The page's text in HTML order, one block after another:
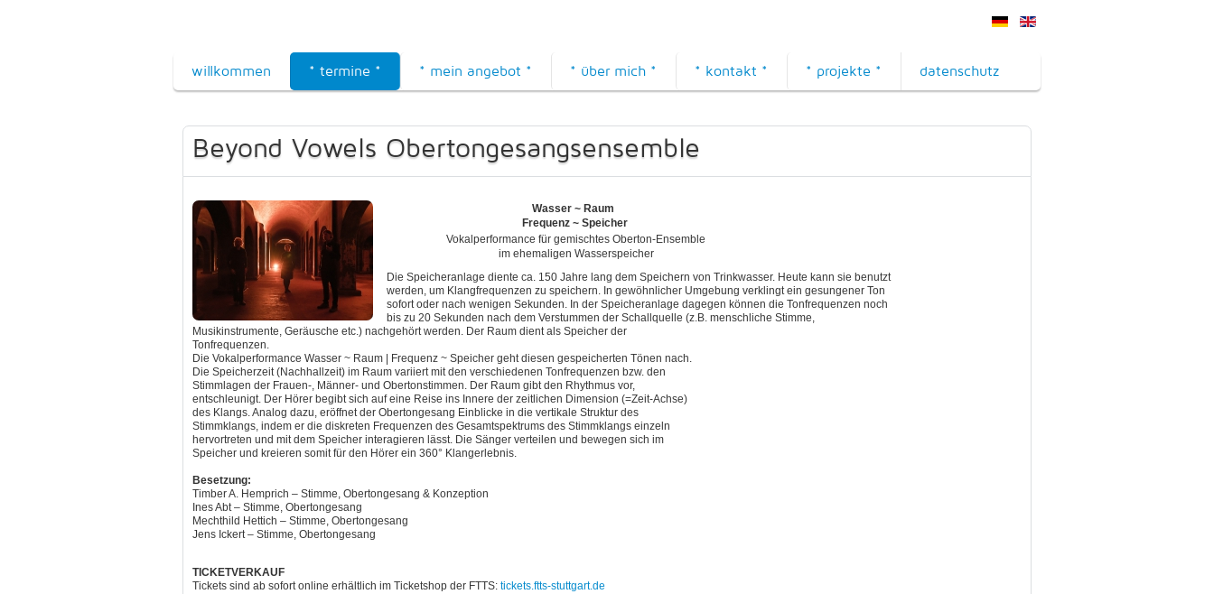
willkommen * termine * * mein angebot * * über mich * * kontakt * * projekte * datenschutz
Beyond Vowels Obertongesangsensemble
Wasser ~ Raum
Frequenz ~ Speicher
Vokalperformance für gemischtes Oberton-Ensemble
im ehemaligen Wasserspeicher
Die Speicheranlage diente ca. 150 Jahre lang dem Speichern von Trinkwasser. Heute kann sie benutzt
werden, um Klangfrequenzen zu speichern. In gewöhnlicher Umgebung verklingt ein gesungener Ton
sofort oder nach wenigen Sekunden. In der Speicheranlage dagegen können die Tonfrequenzen noch
bis zu 20 Sekunden nach dem Verstummen der Schallquelle (z.B. menschliche Stimme,
Musikinstrumente, Geräusche etc.) nachgehört werden. Der Raum dient als Speicher der
Tonfrequenzen.
Die Vokalperformance Wasser ~ Raum | Frequenz ~ Speicher geht diesen gespeicherten Tönen nach.
Die Speicherzeit (Nachhallzeit) im Raum variiert mit den verschiedenen Tonfrequenzen bzw. den
Stimmlagen der Frauen-, Männer- und Obertonstimmen. Der Raum gibt den Rhythmus vor,
entschleunigt. Der Hörer begibt sich auf eine Reise ins Innere der zeitlichen Dimension (=Zeit-Achse)
des Klangs. Analog dazu, eröffnet der Obertongesang Einblicke in die vertikale Struktur des
Stimmklangs, indem er die diskreten Frequenzen des Gesamtspektrums des Stimmklangs einzeln
hervortreten und mit dem Speicher interagieren lässt. Die Sänger verteilen und bewegen sich im
Speicher und kreieren somit für den Hörer ein 360° Klangerlebnis.
Besetzung:
Timber A. Hemprich – Stimme, Obertongesang & Konzeption
Ines Abt – Stimme, Obertongesang
Mechthild Hettich – Stimme, Obertongesang
Jens Ickert – Stimme, Obertongesang
TICKETVERKAUF
Tickets sind ab sofort online erhältlich im Ticketshop der FTTS: tickets.ftts-stuttgart.de